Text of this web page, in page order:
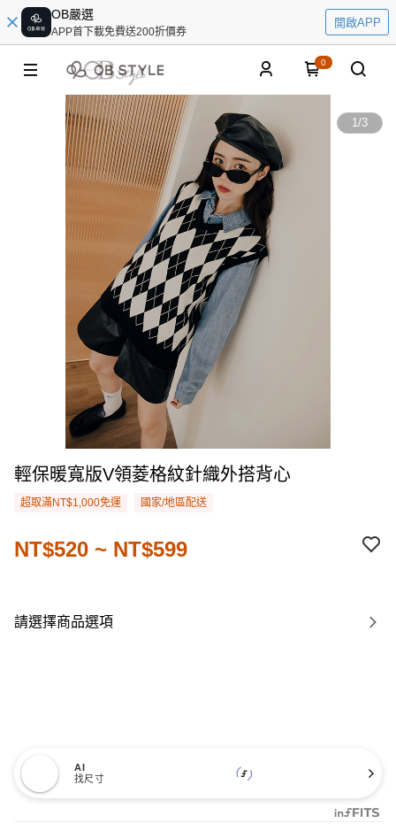
OB嚴選
APP首下載免費送200折價券
開啟APP
0
1/3
輕保暖寬版V領菱格紋針織外搭背心
超取滿NT$1,000免運 國家/地區配送
NT$520 ~ NT$599
請選擇商品選項
AI
找尺寸